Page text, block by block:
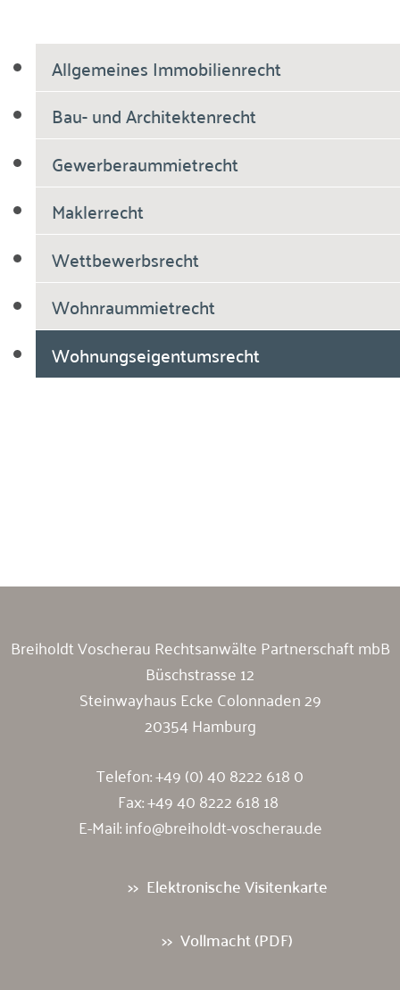
Allgemeines Immobilienrecht
Bau- und Architektenrecht
Gewerberaummietrecht
Maklerrecht
Wettbewerbsrecht
Wohnraummietrecht
Wohnungseigentumsrecht
Breiholdt Voscherau Rechtsanwälte Partnerschaft mbB
Büschstrasse 12
Steinwayhaus Ecke Colonnaden 29
20354 Hamburg
Telefon:+49 (0) 40 8222 618 0
Fax: +49 40 8222 618 18
E-Mail:info@breiholdt-voscherau.de
Elektronische Visitenkarte
Vollmacht (PDF)